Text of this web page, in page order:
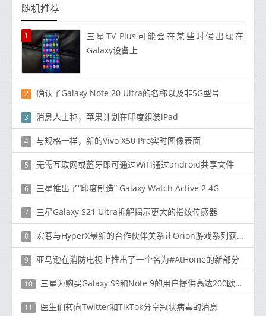
随机推荐
1
三星TV Plus可能会在某些时候出现在
Galaxy设备上
2 确认了Galaxy Note 20 Ultra的名称以及非5G型号
3 消息人士称，苹果计划在印度组装iPad
4 与规格一样，新的Vivo X50 Pro实时图像表面
5 无需互联网或蓝牙即可通过WiFi通过android共享文件
6 三星推出了“印度制造” Galaxy Watch Active 2 4G
7 三星Galaxy S21 Ultra拆解揭示更大的指纹传感器
8 宏碁与HyperX最新的合作伙伴关系让Orion游戏系列获得升级
9 亚马逊在消防电视上推出了一个名为#AtHome的新部分
10 三星为购买Galaxy S9和Note 9的用户提供高达200欧元的报销
11 医生们转向Twitter和TikTok分享冠状病毒的消息